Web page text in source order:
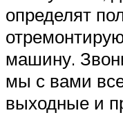
определят
машину.
мы с вами
выходные и